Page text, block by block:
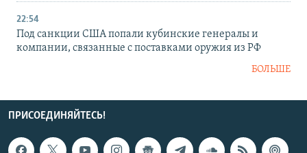
22:54
Под санкции США попали кубинские генералы и
компании, связанные с поставками оружия из РФ
БОЛЬШЕ
ПРИСОЕДИНЯЙТЕСЬ!